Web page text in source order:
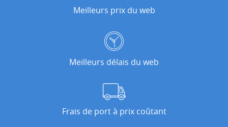
Meilleurs prix du web
Meilleurs délais du web
Frais de port à prix coûtant